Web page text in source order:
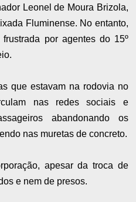
Leonel de Moura Brizola,
Fluminense. No entanto,
por agentes do 15º
que estavam na rodovia no
nas redes sociais e
abandonando os
nas muretas de concreto.
apesar da troca de
e nem de presos.